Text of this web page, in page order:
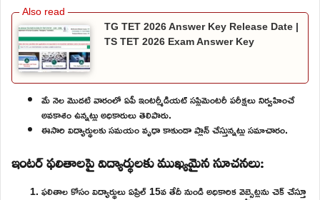
TG TET 2026 Answer Key Release Date |
TS TET 2026 Exam Answer Key
మే నెల మొదటి వారంలో ఏపీ ఇంటర్మీడియట్ సప్లిమెంటరీ పరీక్షలు నిర్వహించే
అవకాశం ఉన్నట్లు అధికారులు తెలిపారు.
ఈసారి విద్యార్థులకు సమయం వృధా కాకుండా ప్లాన్ చేస్తున్నట్లు సమాచారం.
ఇంటర్ ఫలితాలపై విద్యార్థులకు ముఖ్యమైన సూచనలు:
ఫలితాల కోసం విద్యార్థులు ఏప్రిల్ 15వ తేదీ నుండి అధికారిక వెబ్సైట్లను చెక్ చేస్తూ